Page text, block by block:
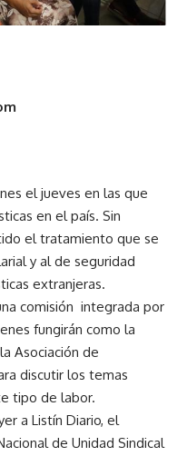
el jueves en las que
en el país. Sin
el tratamiento que se
y al de seguridad
extranjeras.
comisión integrada por
fungirán como la
Asociación de
discutir los temas
tipo de labor.
a Listín Diario, el
de Unidad Sindical